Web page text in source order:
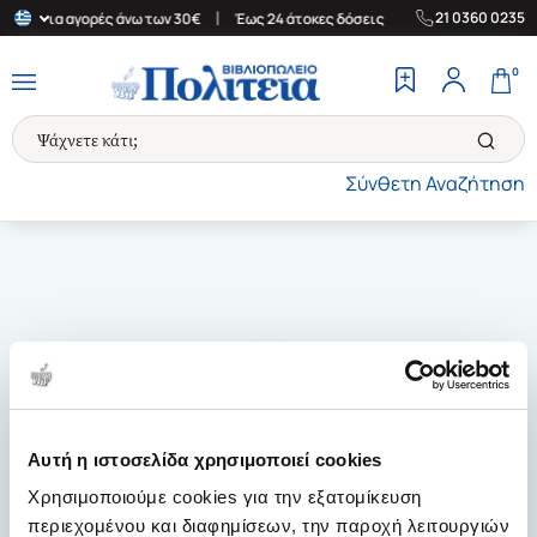
Αυτή η ιστοσελίδα χρησιμοποιεί cookies
Χρησιμοποιούμε cookies για την εξατομίκευση
περιεχομένου και διαφημίσεων, την παροχή λειτουργιών
για αγορές άνω των 30€ | Έως 24 άτοκες δόσεις | Δωρεάν
21 0360 0235
Σύνθετη Αναζήτηση
0